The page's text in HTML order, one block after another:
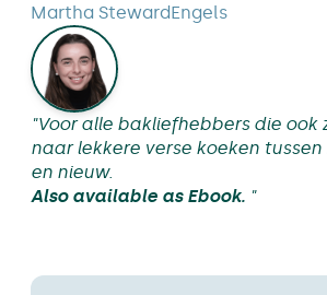
Martha StewardEngels
"Voor alle bakliefhebbers die ook
naar lekkere verse koeken
en nieuw.
Also available as Ebook. "